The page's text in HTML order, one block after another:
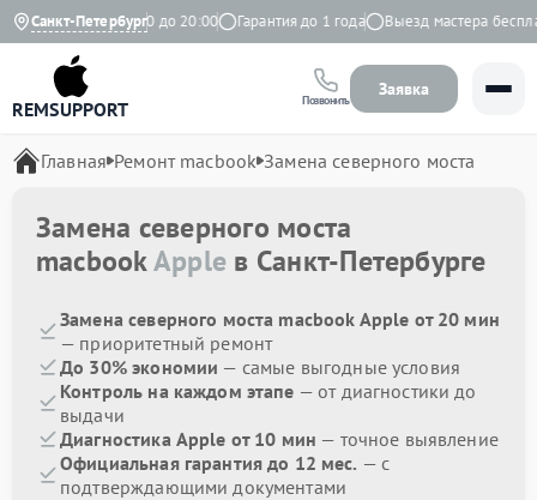
Санкт-Петербург
Ежедневно с 9:00 до 20:00 Гарантия до 1 года Выезд мастера
REMSUPPORT Позвонить
Заявка
Главная Ремонт macbook Замена северного моста
Замена северного моста
macbookApple в Санкт-Петербурге
Замена северного моста macbook Apple от 20 мин
— приоритетный ремонт
До 30% экономии — самые выгодные условия
Контроль на каждом этапе — от диагностики до
выдачи
Диагностика Apple от 10 мин — точное выявление
Официальная гарантия до 12 мес. — с
подтверждающими документами